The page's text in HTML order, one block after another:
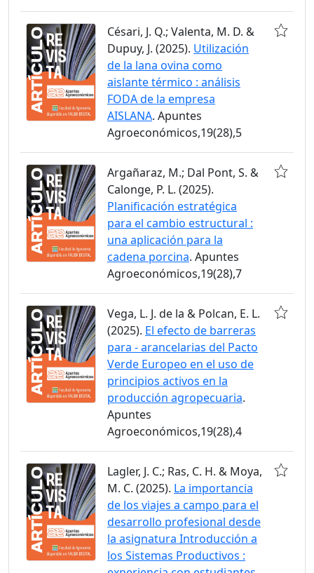
Césari, J. Q.; Valenta, M. D. &
Dupuy, J. (2025). Utilización
de la lana ovina como
aislante térmico : análisis
FODA de la empresa
AISLANA. Apuntes
Agroeconómicos,19(28),5
Argañaraz, M.; Dal Pont, S. &
Calonge, P. L. (2025).
Planificación estratégica
para el cambio estructural :
una aplicación para la
cadena porcina. Apuntes
Agroeconómicos,19(28),7
Vega, L. J. de la & Polcan, E. L.
(2025). El efecto de barreras
para - arancelarias del Pacto
Verde Europeo en el uso de
principios activos en la
producción agropecuaria.
Apuntes
Agroeconómicos,19(28),4
Lagler, J. C.; Ras, C. H. & Moya,
M. C. (2025). La importancia
de los viajes a campo para el
desarrollo profesional desde
la asignatura Introducción a
los Sistemas Productivos :